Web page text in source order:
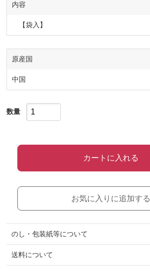
内容
【袋入】
原産国
中国
数量
カートに入れる
お気に入りに追加する
のし・包装紙等について
送料について